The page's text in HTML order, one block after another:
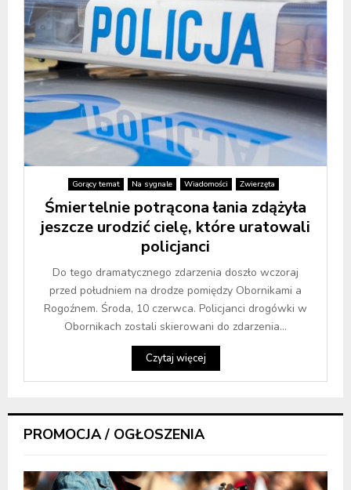
Gorący temat Na sygnale Wiadomości Zwierzęta
Śmiertelnie potrącona łania zdążyła
jeszcze urodzić cielę, które uratowali
policjanci
Do tego dramatycznego zdarzenia doszło wczoraj
przed południem na drodze pomiędzy Obornikami a
Rogoźnem. Środa, 10 czerwca. Policjanci drogówki w
Obornikach zostali skierowani do zdarzenia...
Czytaj więcej
PROMOCJA / OGŁOSZENIA